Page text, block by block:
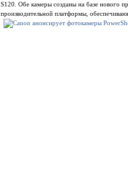
S120. Обе камеры созданы на базе нового
производительной платформы,